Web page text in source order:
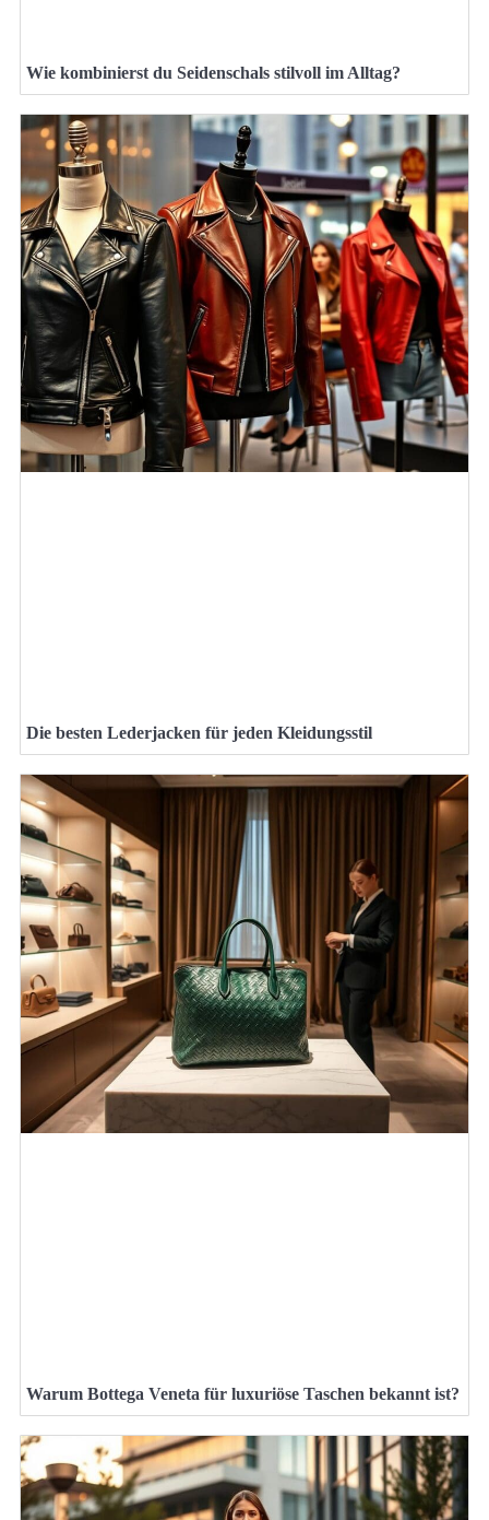
Wie kombinierst du Seidenschals stilvoll im Alltag?
Die besten Lederjacken für jeden Kleidungsstil
Warum Bottega Veneta für luxuriöse Taschen bekannt ist?